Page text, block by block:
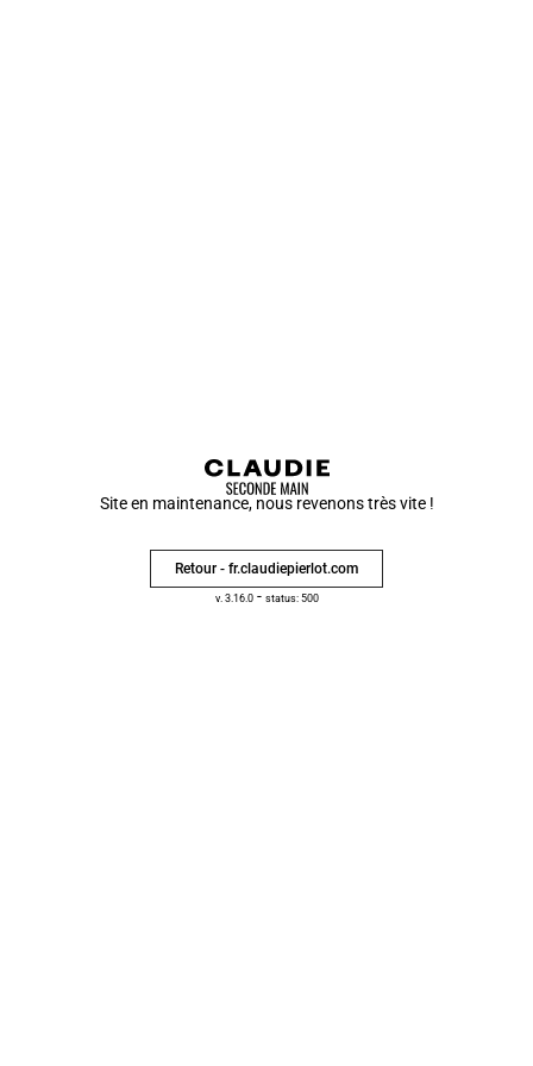
Site en maintenance, nous revenons très vite !
Retour - fr.claudiepierlot.com
v. 3.16.0- status: 500